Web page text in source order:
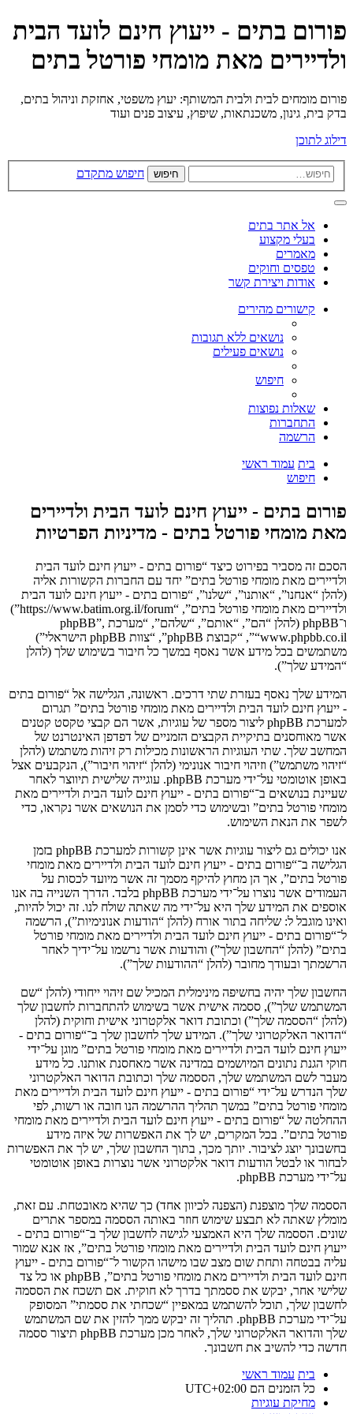
פורום בתים - ייעוץ חינם לועד הבית
ולדיירים מאת מומחי פורטל בתים
פורום מומחים לבית ולבית המשותף: יעוץ משפטי, אחזקת וניהול בתים,
בדק בית, גינון, משכנתאות, שיפוץ, עיצוב פנים ועוד
דילוג לתוכן
חיפוש חיפוש מתקדם
אל אתר בתים
בעלי מקצוע
מאמרים
טפסים וחוקים
אודות ויצירת קשר
קישורים מהירים
נושאים ללא תגובות
נושאים פעילים
חיפוש
שאלות נפוצות
התחברות
הרשמה
בית עמוד ראשי
חיפוש
פורום בתים - ייעוץ חינם לועד הבית ולדיירים
מאת מומחי פורטל בתים - מדיניות הפרטיות
הסכם זה מסביר בפירוט כיצד “פורום בתים - ייעוץ חינם לועד הבית
ולדיירים מאת מומחי פורטל בתים” יחד עם החברות הקשורות אליה
(להלן “אנחנו”, “אותנו”, “שלנו”, “פורום בתים - ייעוץ חינם לועד הבית
ולדיירים מאת מומחי פורטל בתים”, “https://www.batim.org.il/forum”)
ו־phpBB (להלן “הם”, “אותם”, “שלהם”, “מערכת phpBB”,
“www.phpbb.co.il”, “קבוצת phpBB”, “צוות phpBB הישראלי”)
משתמשים בכל מידע אשר נאסף במשך כל חיבור בשימוש שלך (להלן
“המידע שלך”).
המידע שלך נאסף בעזרת שתי דרכים. ראשונה, הגלישה אל “פורום בתים
- ייעוץ חינם לועד הבית ולדיירים מאת מומחי פורטל בתים” תגרום
למערכת phpBB ליצור מספר של עוגיות, אשר הם קבצי טקסט קטנים
אשר מאוחסנים בתיקיית הקבצים הזמניים של דפדפן האינטרנט של
המחשב שלך. שתי העוגיות הראשונות מכילות רק זיהות משתמש (להלן
“זיהוי משתמש”) וזיהוי חיבור אנונימי (להלן “זיהוי חיבור”), הנקבעים אצל
באופן אוטומטי על־ידי מערכת phpBB. עוגייה שלישית תיווצר לאחר
שעיינת בנושאים ב־“פורום בתים - ייעוץ חינם לועד הבית ולדיירים מאת
מומחי פורטל בתים” ובשימוש כדי לסמן את הנושאים אשר נקראו, כדי
לשפר את הנאת השימוש.
אנו יכולים גם ליצור עוגיות אשר אינן קשורות למערכת phpBB בזמן
הגלישה ב־“פורום בתים - ייעוץ חינם לועד הבית ולדיירים מאת מומחי
פורטל בתים”, אך הן מחוץ להיקף מסמך זה אשר מיועד לכסות על
העמודים אשר נוצרו על־ידי מערכת phpBB בלבד. הדרך השנייה בה אנו
אוספים את המידע שלך היא על־ידי מה שאתה שולח לנו. זה יכול להיות,
ואינו מוגבל ל: שליחה בתור אורח (להלן “הודעות אנונימיות”), הרשמה
ל־“פורום בתים - ייעוץ חינם לועד הבית ולדיירים מאת מומחי פורטל
בתים” (להלן “החשבון שלך”) והודעות אשר נרשמו על־ידיך לאחר
הרשמתך ובעודך מחובר (להלן “ההודעות שלך”).
החשבון שלך יהיה בחשיפה מינימלית המכיל שם זיהוי ייחודי (להלן “שם
המשתמש שלך”), ססמה אישית אשר בשימוש להתחברות לחשבון שלך
(להלן “הססמה שלך”) וכתובת דואר אלקטרוני אישית וחוקית (להלן
“הדואר האלקטרוני שלך”). המידע שלך לחשבון שלך ב־“פורום בתים -
ייעוץ חינם לועד הבית ולדיירים מאת מומחי פורטל בתים” מוגן על־ידי
חוקי הגנת נתונים המיושמים במדינה אשר מאחסנת אותנו. כל מידע
מעבר לשם המשתמש שלך, הססמה שלך וכתובת הדואר האלקטרוני
שלך הנדרש על־ידי “פורום בתים - ייעוץ חינם לועד הבית ולדיירים מאת
מומחי פורטל בתים” במשך תהליך ההרשמה הנו חובה או רשות, לפי
ההחלטה של “פורום בתים - ייעוץ חינם לועד הבית ולדיירים מאת מומחי
פורטל בתים”. בכל המקרים, יש לך את האפשרות של איזה מידע
בחשבונך יוצג לציבור. יותך מכך, בתוך החשבון שלך, יש לך את האפשרות
לבחור או לבטל הודעות דואר אלקטרוני אשר נוצרות באופן אוטומטי
על־ידי מערכת phpBB.
הססמה שלך מוצפנת (הצפנה לכיוון אחד) כך שהיא מאובטחת. עם זאת,
מומלץ שאתה לא תבצע שימוש חוזר באותה הססמה במספר אתרים
שונים. הססמה שלך היא האמצעי לגישה לחשבון שלך ב־“פורום בתים -
ייעוץ חינם לועד הבית ולדיירים מאת מומחי פורטל בתים”, אז אנא שמור
עליה בבטחה ותחת שום מצב שבו מישהו הקשור ל־“פורום בתים - ייעוץ
חינם לועד הבית ולדיירים מאת מומחי פורטל בתים”, phpBB או כל צד
שלישי אחר, יבקש את ססמתך בדרך לא חוקית. אם תשכח את הססמה
לחשבון שלך, תוכל להשתמש במאפיין “שכחתי את ססמתי” המסופק
על־ידי מערכת phpBB. תהליך זה יבקש ממך להזין את שם המשתמש
שלך והדואר האלקטרוני שלך, לאחר מכן מערכת phpBB תיצור ססמה
חדשה כדי להשיב את חשבונך.
בית עמוד ראשי
כל הזמנים הם UTC+02:00
מחיקת עוגיות